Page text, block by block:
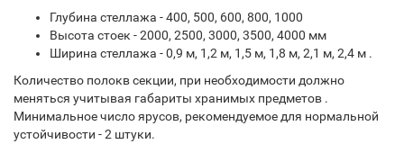
Глубина стеллажа - 400, 500, 600, 800, 1000
Высота стоек - 2000, 2500, 3000, 3500, 4000 мм
Ширина стеллажа - 0,9 м, 1,2 м, 1,5 м, 1,8 м, 2,1 м, 2,4 м .
Количество полокв секции, при необходимости должно
меняться учитывая габариты хранимых предметов .
Минимальное число ярусов, рекомендуемое для нормальной
устойчивости - 2 штуки.